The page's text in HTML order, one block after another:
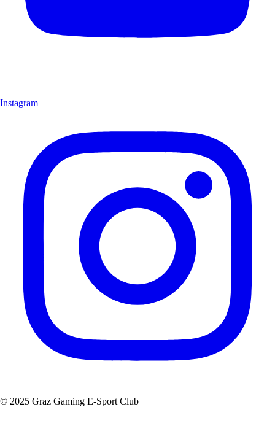
Instagram
© 2025 Graz Gaming E-Sport Club